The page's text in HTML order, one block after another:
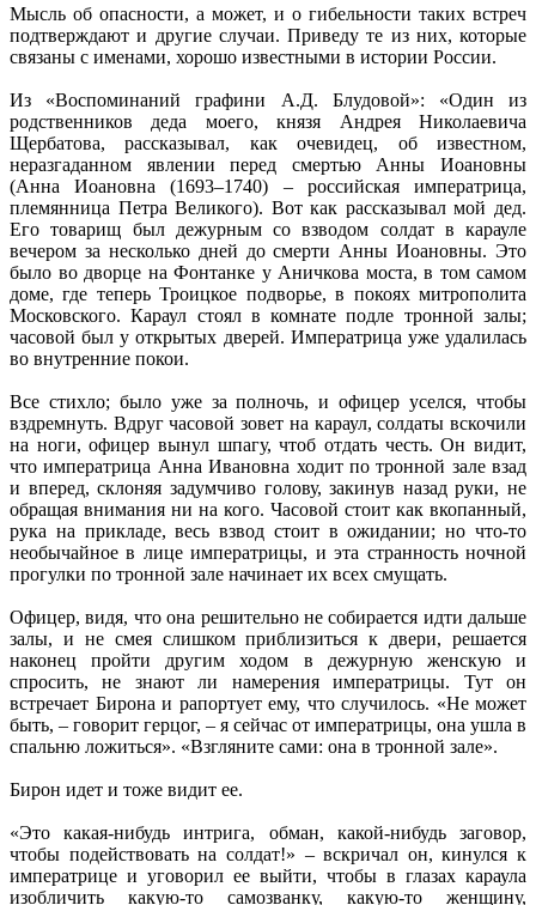
Мысль об опасности, а может, и о гибельности таких встреч
подтверждают и другие случаи. Приведу те из них, которые
связаны с именами, хорошо известными в истории России.
Из «Воспоминаний графини А.Д. Блудовой»: «Один из
родственников деда моего, князя Андрея Николаевича
Щербатова, рассказывал, как очевидец, об известном,
неразгаданном явлении перед смертью Анны Иоановны
(Анна Иоановна (1693–1740) – российская императрица,
племянница Петра Великого). Вот как рассказывал мой дед.
Его товарищ был дежурным со взводом солдат в карауле
вечером за несколько дней до смерти Анны Иоановны. Это
было во дворце на Фонтанке у Аничкова моста, в том самом
доме, где теперь Троицкое подворье, в покоях митрополита
Московского. Караул стоял в комнате подле тронной залы;
часовой был у открытых дверей. Императрица уже удалилась
во внутренние покои.
Все стихло; было уже за полночь, и офицер уселся, чтобы
вздремнуть. Вдруг часовой зовет на караул, солдаты вскочили
на ноги, офицер вынул шпагу, чтоб отдать честь. Он видит,
что императрица Анна Ивановна ходит по тронной зале взад
и вперед, склоняя задумчиво голову, закинув назад руки, не
обращая внимания ни на кого. Часовой стоит как вкопанный,
рука на прикладе, весь взвод стоит в ожидании; но что-то
необычайное в лице императрицы, и эта странность ночной
прогулки по тронной зале начинает их всех смущать.
Офицер, видя, что она решительно не собирается идти дальше
залы, и не смея слишком приблизиться к двери, решается
наконец пройти другим ходом в дежурную женскую и
спросить, не знают ли намерения императрицы. Тут он
встречает Бирона и рапортует ему, что случилось. «Не может
быть, – говорит герцог, – я сейчас от императрицы, она ушла в
спальню ложиться». «Взгляните сами: она в тронной зале».
Бирон идет и тоже видит ее.
«Это какая-нибудь интрига, обман, какой-нибудь заговор,
чтобы подействовать на солдат!» – вскричал он, кинулся к
императрице и уговорил ее выйти, чтобы в глазах караула
изобличить какую-то самозванку, какую-то женщину,